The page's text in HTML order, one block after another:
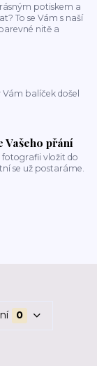
potiskem a
To se Vám s naší
nitě a
Vám balíček došel
přání
vložit do
se už postaráme.
0